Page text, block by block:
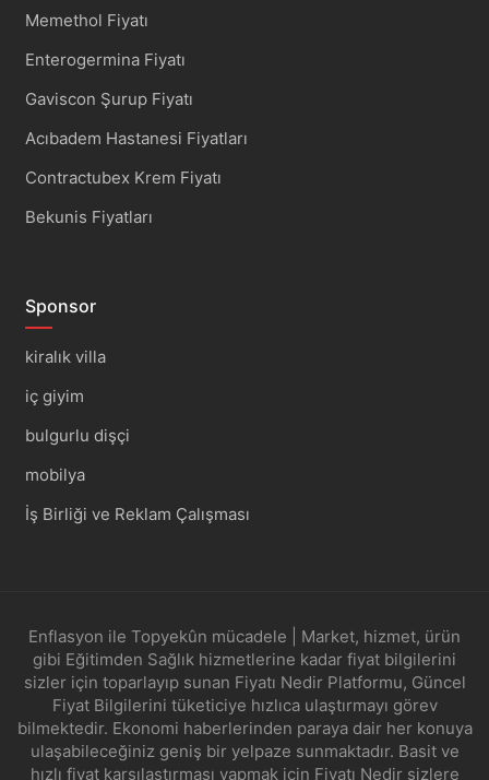
Memethol Fiyatı
Enterogermina Fiyatı
Gaviscon Şurup Fiyatı
Acıbadem Hastanesi Fiyatları
Contractubex Krem Fiyatı
Bekunis Fiyatları
Sponsor
kiralık villa
iç giyim
bulgurlu dişçi
mobilya
İş Birliği ve Reklam Çalışması
Enflasyon ile Topyekûn mücadele | Market, hizmet, ürün
gibi Eğitimden Sağlık hizmetlerine kadar fiyat bilgilerini
sizler için toparlayıp sunan Fiyatı Nedir Platformu, Güncel
Fiyat Bilgilerini tüketiciye hızlıca ulaştırmayı görev
bilmektedir. Ekonomi haberlerinden paraya dair her konuya
ulaşabileceğiniz geniş bir yelpaze sunmaktadır. Basit ve
hızlı fiyat karşılaştırması yapmak için Fiyatı Nedir sizlere